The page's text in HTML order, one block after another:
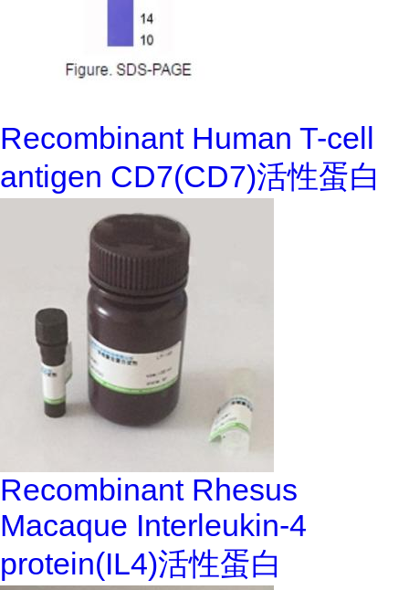
Recombinant Human T-cell
antigen CD7(CD7)活性蛋白
Recombinant Rhesus
Macaque Interleukin-4
protein(IL4)活性蛋白